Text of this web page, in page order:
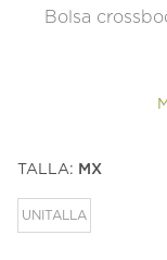
Bolsa
TALLA: MX
UNITALLA